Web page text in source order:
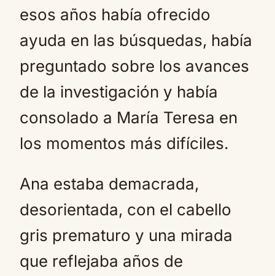
esos años había ofrecido
ayuda en las búsquedas, había
preguntado sobre los avances
de la investigación y había
consolado a María Teresa en
los momentos más difíciles.
Ana estaba demacrada,
desorientada, con el cabello
gris prematuro y una mirada
que reflejaba años de